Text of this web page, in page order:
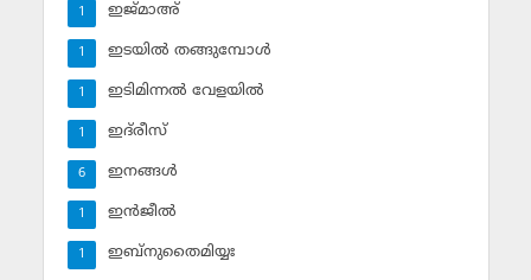
ഇജ്മാഅ്
1
ഇടയില്‍ തങ്ങുമ്പോള്‍
1
ഇടിമിന്നല്‍ വേളയില്‍
1
ഇദ്‌രീസ്‌
1
ഇനങ്ങള്‍
6
ഇന്‍ജീല്‍
1
ഇബ്‌നുതൈമിയ്യഃ
1